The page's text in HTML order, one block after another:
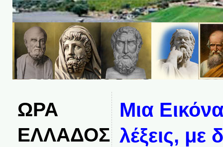
ΩΡΑ
ΕΛΛΑΔΟΣ
Μια
λέξεις, με